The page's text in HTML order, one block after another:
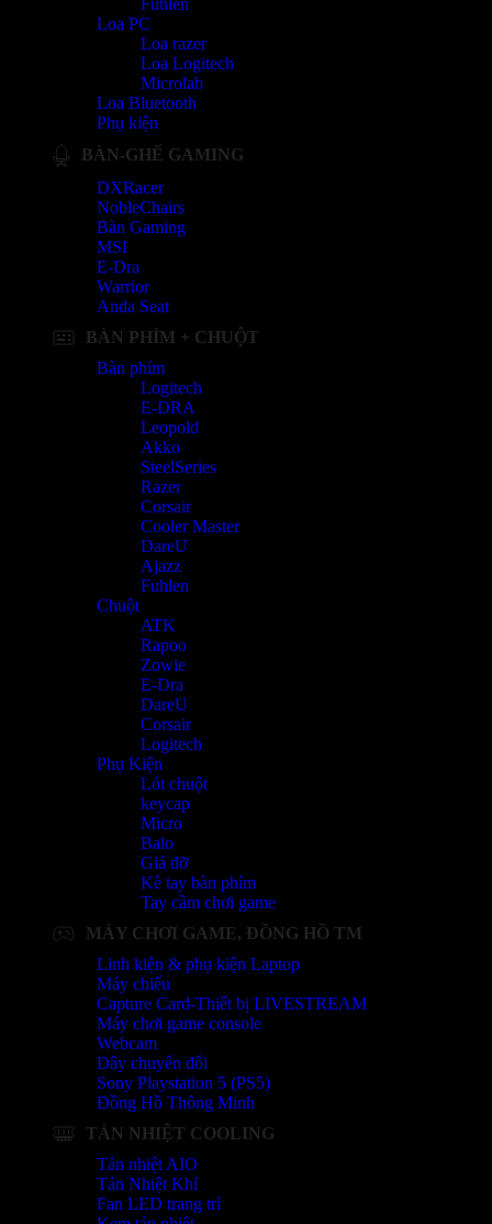
Fuhlen
Loa PC
Loa razer
Loa Logitech
Microlab
Loa Bluetooth
Phụ kiện
BÀN-GHẾ GAMING
DXRacer
NobleChairs
Bàn Gaming
MSI
E-Dra
Warrior
Anda Seat
BÀN PHÍM + CHUỘT
Bàn phím
Logitech
E-DRA
Leopold
Akko
SteelSeries
Razer
Corsair
Cooler Master
DareU
Ajazz
Fuhlen
Chuột
ATK
Rapoo
Zowie
E-Dra
DareU
Corsair
Logitech
Phụ Kiện
Lót chuột
keycap
Micro
Balo
Giá đỡ
Kê tay bàn phím
Tay cầm chơi game
MÁY CHƠI GAME, ĐỒNG HỒ TM
Linh kiện & phụ kiện Laptop
Máy chiếu
Capture Card-Thiết bị LIVESTREAM
Máy chơi game console
Webcam
Dây chuyển đổi
Sony Playstation 5 (PS5)
Đồng Hồ Thông Minh
TẢN NHIỆT COOLING
Tản nhiệt AIO
Tản Nhiệt Khí
Fan LED trang trí